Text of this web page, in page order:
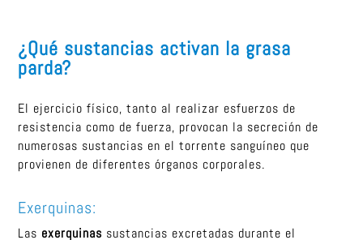
¿Qué sustancias activan la grasa
parda?
El ejercicio físico, tanto al realizar esfuerzos de
resistencia como de fuerza, provocan la secreción de
numerosas sustancias en el torrente sanguíneo que
provienen de diferentes órganos corporales.
Exerquinas:
Las exerquinas sustancias excretadas durante el